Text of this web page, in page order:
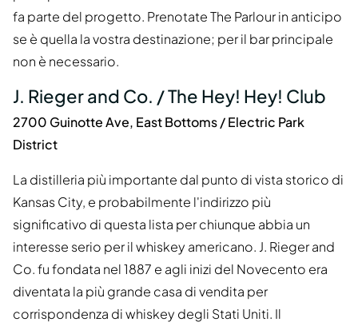
fa parte del progetto. Prenotate The Parlour in anticipo
se è quella la vostra destinazione; per il bar principale
non è necessario.
J. Rieger and Co. / The Hey! Hey! Club
2700 Guinotte Ave, East Bottoms / Electric Park
District
La distilleria più importante dal punto di vista storico di
Kansas City, e probabilmente l'indirizzo più
significativo di questa lista per chiunque abbia un
interesse serio per il whiskey americano. J. Rieger and
Co. fu fondata nel 1887 e agli inizi del Novecento era
diventata la più grande casa di vendita per
corrispondenza di whiskey degli Stati Uniti. Il